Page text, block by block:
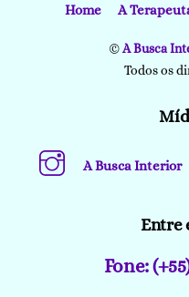
Home A
©A Busca
Todos os
A Busca Interior
Entre
Fone: